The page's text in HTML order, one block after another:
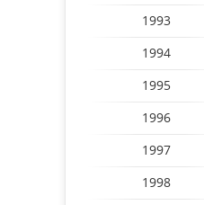
1993
1994
1995
1996
1997
1998